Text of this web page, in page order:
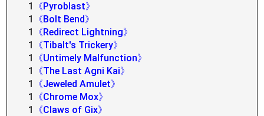
1
《Pyroblast》
1
《Bolt Bend》
1
《Redirect Lightning》
1
《Tibalt's Trickery》
1
《Untimely Malfunction》
1
《The Last Agni Kai》
1
《Jeweled Amulet》
1
《Chrome Mox》
1
《Claws of Gix》